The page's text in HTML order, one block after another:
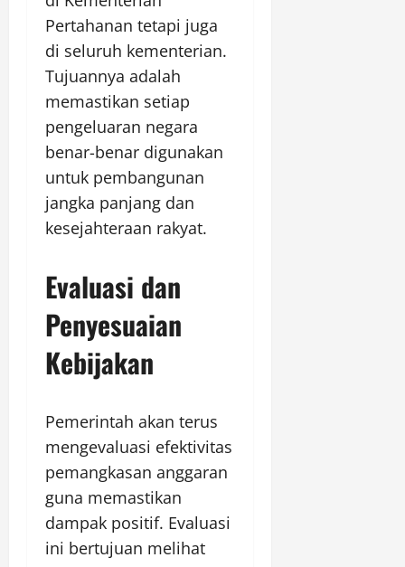
Pertahanan tetapi juga
di seluruh kementerian.
Tujuannya adalah
memastikan setiap
pengeluaran negara
benar-benar digunakan
untuk pembangunan
jangka panjang dan
kesejahteraan rakyat.
Evaluasi dan
Penyesuaian
Kebijakan
Pemerintah akan terus
mengevaluasi efektivitas
pemangkasan anggaran
guna memastikan
dampak positif. Evaluasi
ini bertujuan melihat